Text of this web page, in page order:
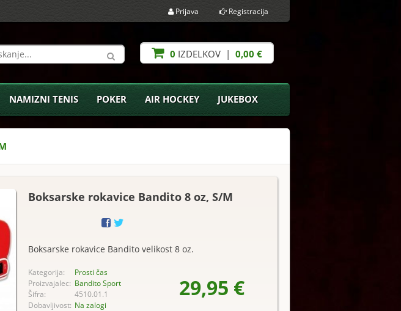
Prijava Registracija
0 IZDELKOV | 0,00 €
NAMIZNI TENIS POKER AIR HOCKEY JUKEBOX
Boksarske rokavice Bandito 8 oz, S/M
Boksarske rokavice Bandito velikost 8 oz.
Kategorija:
Prosti čas
Proizvajalec: Bandito Sport
Šifra:
4510.01.1
Dobavljivost: Na zalogi
29,95 €